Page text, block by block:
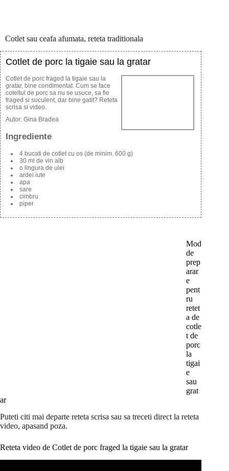
Cotlet sau ceafa afumata, reteta traditionala
Cotlet de porc la tigaie sau la gratar
Cotlet de porc fraged la tigaie sau la
gratar, bine condimentat. Cum se face
coteltul de porc sa nu se usuce, sa fie
fraged si suculent, dar bine gatit? Reteta
scrisa si video.
Autor: Gina Bradea
Ingrediente
4 bucati de cotlet cu os (de minim. 600 g)
30 ml de vin alb
o lingura de ulei
ardei iute
apa
sare
cimbru
piper
Mod
de
prep
arar
e
pent
ru
retet
a de
cotle
t de
porc
la
tigai
e
sau
grat
ar
Puteti citi mai departe reteta scrisa sau sa treceti direct la reteta
video, apasand poza.
Reteta video de Cotlet de porc fraged la tigaie sau la gratar